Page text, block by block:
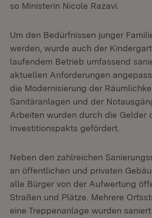
so Ministerin Nicole Razavi.
Um den Bedürfnissen junger
werden, wurde auch der
laufendem Betrieb umfassend
aktuellen Anforderungen
die Modernisierung der
Sanitäranlagen und der
Arbeiten wurden durch die Gelder
Investitionspakts gefördert.
Neben den zahlreichen
an öffentlichen und privaten
alle Bürger von der Aufwertung
Straßen und Plätze. Mehrere
eine Treppenanlage wurden